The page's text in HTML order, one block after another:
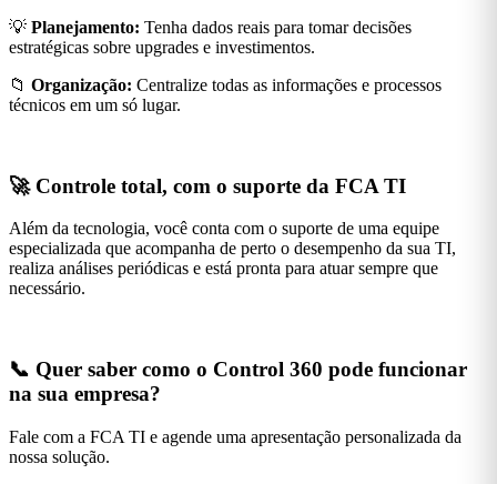
💡 Planejamento: Tenha dados reais para tomar decisões
estratégicas sobre upgrades e investimentos.
📁 Organização: Centralize todas as informações e processos
técnicos em um só lugar.
🚀 Controle total, com o suporte da FCA TI
Além da tecnologia, você conta com o suporte de uma equipe
especializada que acompanha de perto o desempenho da sua TI,
realiza análises periódicas e está pronta para atuar sempre que
necessário.
📞 Quer saber como o Control 360 pode funcionar
na sua empresa?
Fale com a FCA TI e agende uma apresentação personalizada da
nossa solução.